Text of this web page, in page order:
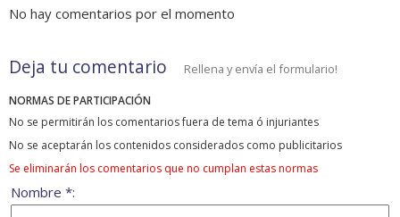
No hay comentarios por el momento
Deja tu comentario Rellena y envía el formulario!
NORMAS DE PARTICIPACIÓN
No se permitirán los comentarios fuera de tema ó injuriantes
No se aceptarán los contenidos considerados como publicitarios
Se eliminarán los comentarios que no cumplan estas normas
Nombre *: